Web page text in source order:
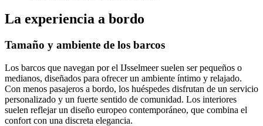
La experiencia a bordo
Tamaño y ambiente de los barcos
Los barcos que navegan por el IJsselmeer suelen ser pequeños o
medianos, diseñados para ofrecer un ambiente íntimo y relajado.
Con menos pasajeros a bordo, los huéspedes disfrutan de un servicio
personalizado y un fuerte sentido de comunidad. Los interiores
suelen reflejar un diseño europeo contemporáneo, que combina el
confort con una discreta elegancia.